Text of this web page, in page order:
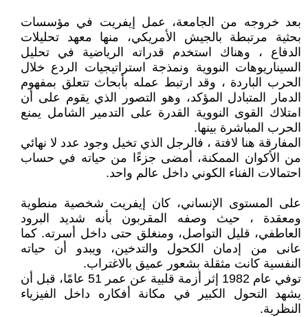
بعد خروجه من الجامعة، عمل إيفريت في مؤسسات
بحثية مرتبطة بالجيش الأمريكي، منها معهد تحليلات
الدفاع ، وهناك استخدم قدراته الرياضية في تحليل
السيناريوهات النووية ونمذجة استراتيجيات الردع خلال
الحرب الباردة ، وقد ارتبط عمله بأبحاث تتعلق بمفهوم
الدمار المتبادل المؤكد، وهو التصور الذي يقوم على أن
امتلاك القوى النووية القدرة على التدمير الشامل يمنع
الحرب المباشرة بينها.
المفارقة هنا لافتة ، فالرجل الذي تخيل وجود عدد لا نهائي
من الأكوان الممكنة، أمضى جزءًا من حياته في حساب
احتمالات الفناء الكوني داخل عالم واحد.
على المستوى الإنساني، كان إيفريت شخصية منطوية
ومعقدة ، حيث وصفه المقربون بأنه شديد البرود
العاطفي، قليل التواصل، ومنغلق حتى داخل أسرته. كما
عانى من إدمان الكحول والتدخين، ويبدو أن حياته
النفسية كانت مثقلة بشعور عميق بالاغتراب.
توفي عام 1982 إثر أزمة قلبية عن عمر 51 عامًا، قبل أن
يشهد التحول الكبير في مكانة أفكاره داخل الفيزياء
النظرية.